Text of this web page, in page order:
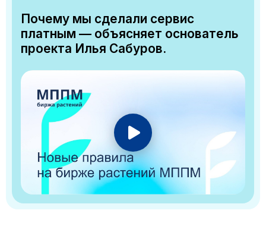
Почему мы сделали сервис
платным — объясняет основатель
проекта Илья Сабуров.